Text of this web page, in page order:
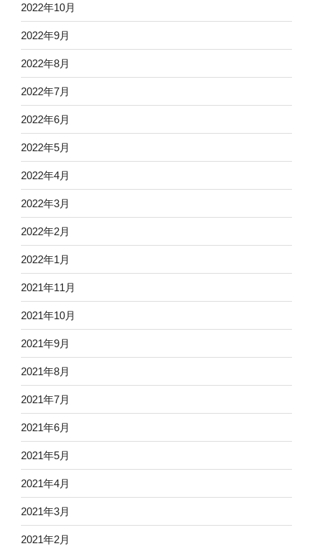
2022年10月
2022年9月
2022年8月
2022年7月
2022年6月
2022年5月
2022年4月
2022年3月
2022年2月
2022年1月
2021年11月
2021年10月
2021年9月
2021年8月
2021年7月
2021年6月
2021年5月
2021年4月
2021年3月
2021年2月